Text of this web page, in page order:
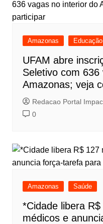
Amazonas Educação
UFAM abre
Seletivo com
Amazonas; veja
Redacao Portal
0
Amazonas Saúde
*Cidade libera
médicos e